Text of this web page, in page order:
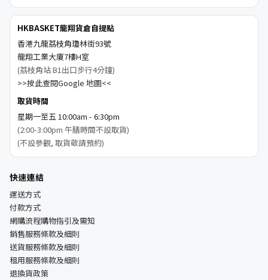
HKBASKET龍翔貨倉自提點
香港九龍荔枝角瓊林街93號
龍翔工業大廈7樓H室
(荔枝角站 B1出口步行4分鐘)
>>按此查閱Google 地圖<<
取貨時間
星期一至五 10:00am - 6:30pm
(2:00-3:00pm 午膳時間不設取貨)
(不設參觀, 取貨敬請預約)
快速連結
運送方式
付款方式
網購流程購物指引及需知
銷售服務條款及細則
送貨服務條款及細則
租用服務條款及細則
退換貨政策